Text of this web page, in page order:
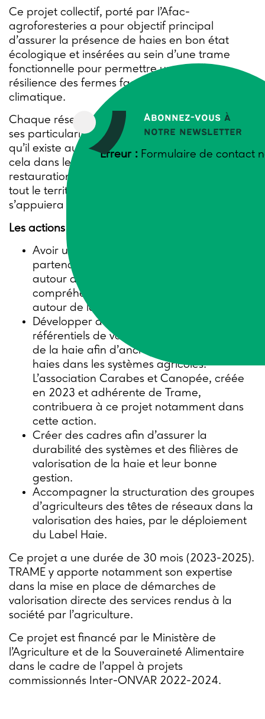
Abonnez-vous à
notre newsletter
Erreur : Formulaire de contact
Ce projet collectif, porté par l’Afac-
agroforesteries a pour objectif principal
d’assurer la présence de haies en bon état
écologique et insérées au sein d’une trame
fonctionnelle pour permettre une meilleure
résilience des fermes face au changement
climatique.
Chaque réseau partenaire va pouvoir révéler
ses particularités et explorer les vides juridiques
qu’il existe aujourd’hui autour de la haie. Tout
cela dans le but d’améliorer la préservation, la
restauration et la densification des haies sur
tout le territoire français. Pour se faire, le projet
s’appuiera sur le Label Haie.
Les actions principales du projet sont :
Avoir un cadre commun à tous les
partenaires et créer une culture commune
autour de la haie, pour une meilleure
compréhension des différents enjeux
autour de la haie.
Développer des méthodes, modèles et
référentiels de valorisation économiques
de la haie afin d’ancrer durablement les
haies dans les systèmes agricoles.
L’association Carabes et Canopée, créée
en 2023 et adhérente de Trame,
contribuera à ce projet notamment dans
cette action.
Créer des cadres afin d’assurer la
durabilité des systèmes et des filières de
valorisation de la haie et leur bonne
gestion.
Accompagner la structuration des groupes
d’agriculteurs des têtes de réseaux dans la
valorisation des haies, par le déploiement
du Label Haie.
Ce projet a une durée de 30 mois (2023-2025).
TRAME y apporte notamment son expertise
dans la mise en place de démarches de
valorisation directe des services rendus à la
société par l’agriculture.
Ce projet est financé par le Ministère de
l’Agriculture et de la Souveraineté Alimentaire
dans le cadre de l’appel à projets
commissionnés Inter-ONVAR 2022-2024.